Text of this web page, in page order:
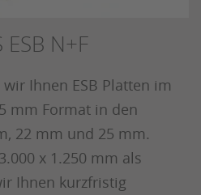
ESB N+F
Ihnen ESB Platten im
mm Format in den
22 mm und 25 mm.
x 1.250 mm als
Ihnen kurzfristig